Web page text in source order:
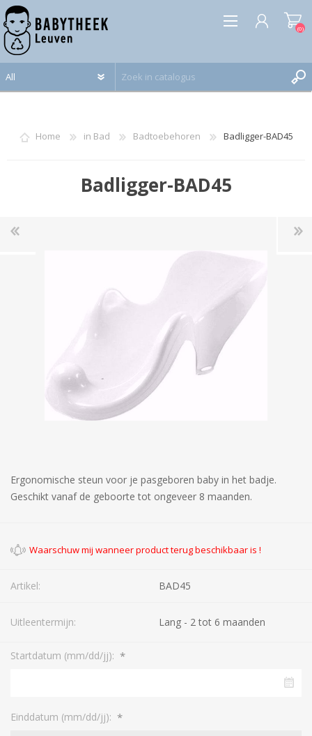
(0)
Home in Bad Badtoebehoren Badligger-BAD45
Badligger-BAD45
Ergonomische steun voor je pasgeboren baby in het badje.
Geschikt vanaf de geboorte tot ongeveer 8 maanden.
Artikel: BAD45
Uitleentermijn: Lang - 2 tot 6 maanden
Startdatum (mm/dd/jj): *
Einddatum (mm/dd/jj): *